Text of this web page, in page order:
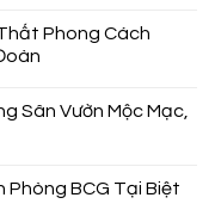
Phong Cách
Sân Vườn Mộc Mạc,
Phòng BCG Tại Biệt